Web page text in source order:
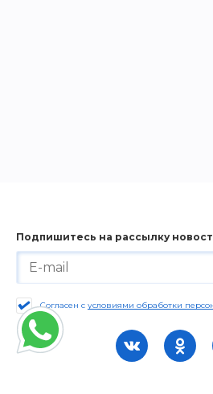
Подпишитесь на рассылку
Согласен с условиями обработки